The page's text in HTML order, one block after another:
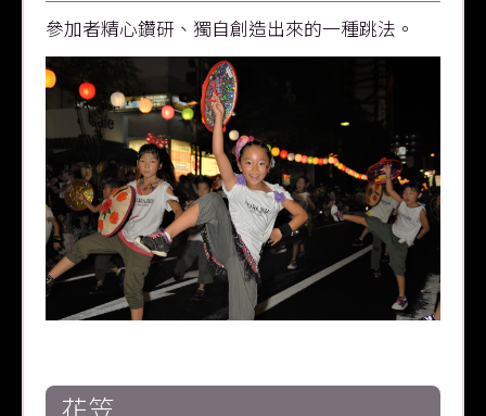
參加者精心鑽研、獨自創造出來的一種跳法。